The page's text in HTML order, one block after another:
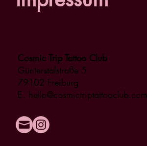
Cosmic Trip Tattoo Club
Günterstalstraße 5
79102 Freiburg
E. hello@cosmictriptattooclub.com